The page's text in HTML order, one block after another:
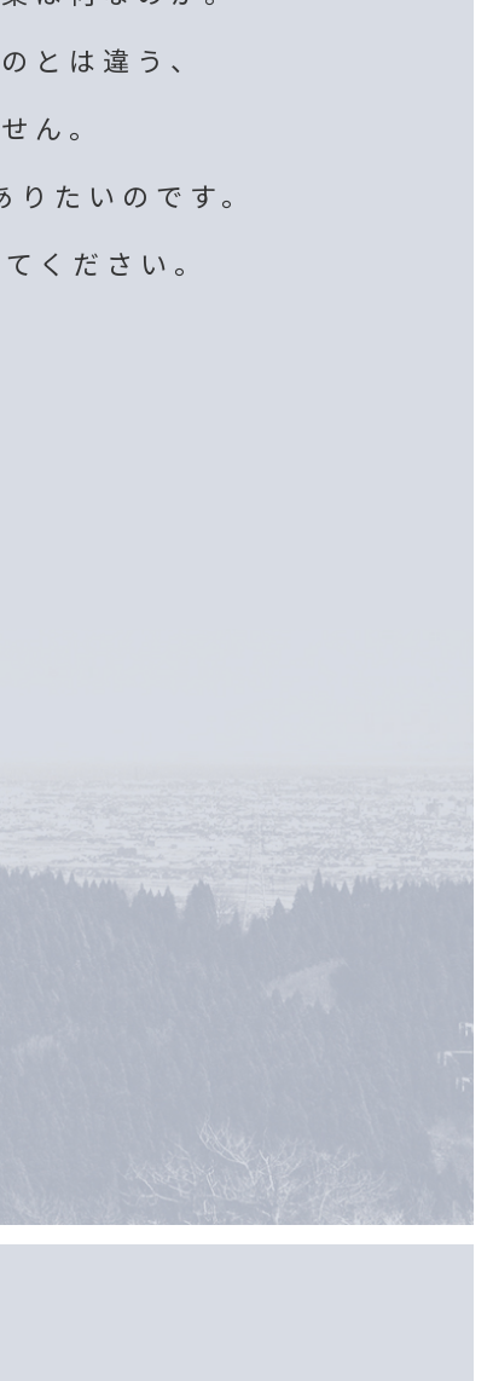
とは違う、
ん。
たいのです。
ください。